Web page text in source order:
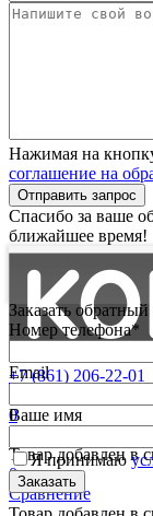
Нажимая на
соглашение на
Отправить запрос
Спасибо за ваше
ближайшее время!
+7 (861) 206-22-01
0
Товар добавлен в
0
Сравнение
Заказать
Номер телефона*
Email
Ваше имя
Я принимаю